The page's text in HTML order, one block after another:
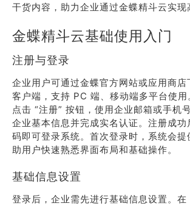
干货内容，助力企业通过金蝶精斗云实现
金蝶精斗云基础使用入门
注册与登录
企业用户可通过金蝶官方网站或应用商店
客户端，支持 PC 端、移动端多平台使用
点击 “注册” 按钮，使用企业邮箱或手机
企业基本信息并完成实名认证。注册成功
码即可登录系统。首次登录时，系统会提
助用户快速熟悉界面布局和基础操作。
基础信息设置
登录后，企业需先进行基础信息设置。在